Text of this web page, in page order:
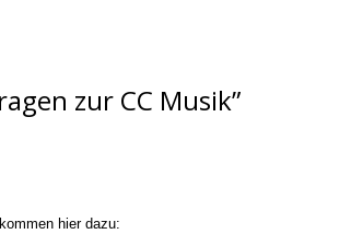
zur CC Musik”
hier dazu: